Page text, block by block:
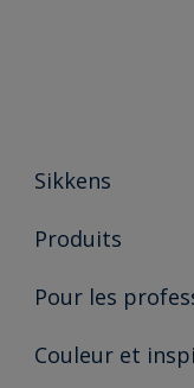
Sikkens
À propos de Sikkens
Durabilité
Produits
Produits pour
Trouver un point de
Pour les
Partenaires Sikkens 🔗
Couleur et